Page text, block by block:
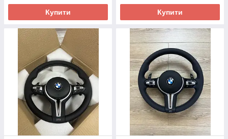
Купити Купити